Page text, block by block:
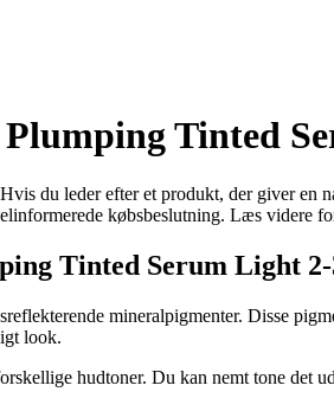
Tinted
du leder efter et produkt, der giver en
købsbeslutning. Læs videre
Tinted Serum Light
mineralpigmenter. Disse
look.
hudtoner. Du kan nemt tone det